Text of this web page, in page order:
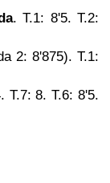
. T.1: 8'5. T.2:
2: 8'875). T.1:
T.7: 8. T.6: 8'5.